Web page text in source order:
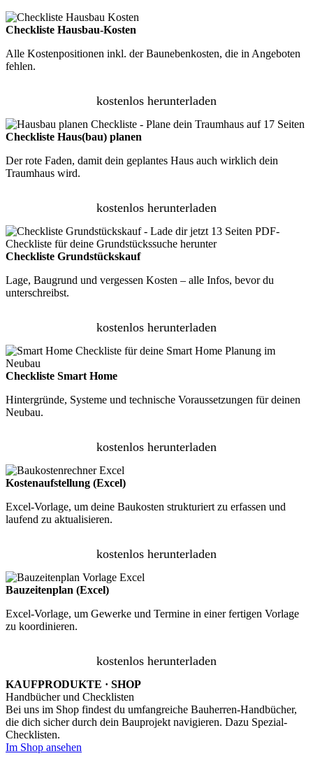
Checkliste Hausbau-Kosten
Alle Kostenpositionen inkl. der Baunebenkosten, die in Angeboten
fehlen.
kostenlos herunterladen
Checkliste Haus(bau) planen
Der rote Faden, damit dein geplantes Haus auch wirklich dein
Traumhaus wird.
kostenlos herunterladen
Checkliste Grundstückskauf
Lage, Baugrund und vergessen Kosten – alle Infos, bevor du
unterschreibst.
kostenlos herunterladen
Checkliste Smart Home
Hintergründe, Systeme und technische Voraussetzungen für deinen
Neubau.
kostenlos herunterladen
Kostenaufstellung (Excel)
Excel-Vorlage, um deine Baukosten strukturiert zu erfassen und
laufend zu aktualisieren.
kostenlos herunterladen
Bauzeitenplan (Excel)
Excel-Vorlage, um Gewerke und Termine in einer fertigen Vorlage
zu koordinieren.
kostenlos herunterladen
KAUFPRODUKTE · SHOP
Handbücher und Checklisten
Bei uns im Shop findest du umfangreiche Bauherren-Handbücher,
die dich sicher durch dein Bauprojekt navigieren. Dazu Spezial-
Checklisten.
Im Shop ansehen